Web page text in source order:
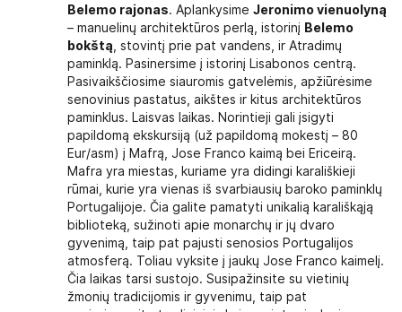
Belemo rajonas. AplankysimeJeronimo vienuolyną
– manuelinų architektūros perlą, istorinį Belemo
bokštą , stovintį prie pat vandens, ir Atradimų
paminklą. Pasinersime į istorinį Lisabonos centrą.
Pasivaikščiosime siauromis gatvelėmis, apžiūrėsime
senovinius pastatus, aikštes ir kitus architektūros
paminklus. Laisvas laikas. Norintieji gali įsigyti
papildomą ekskursiją (už papildomą mokestį – 80
Eur/asm) į Mafrą, Jose Franco kaimą bei Ericeirą.
Mafra yra miestas, kuriame yra didingi karališkieji
rūmai, kurie yra vienas iš svarbiausių baroko paminklų
Portugalijoje. Čia galite pamatyti unikalią karališkąją
biblioteką, sužinoti apie monarchų ir jų dvaro
gyvenimą, taip pat pajusti senosios Portugalijos
atmosferą. Toliau vyksite į jaukų Jose Franco kaimelį.
Čia laikas tarsi sustojo. Susipažinsite su vietinių
žmonių tradicijomis ir gyvenimu, taip pat